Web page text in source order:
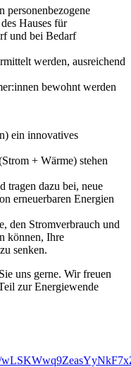
personenbezogene
Hauses für
und bei Bedarf
werden, ausreichend
bewohnt werden
ein innovatives
+ Wärme) stehen
tragen dazu bei, neue
erneuerbaren Energien
den Stromverbrauch und
können, Ihre
senken.
uns gerne. Wir freuen
zur Energiewende